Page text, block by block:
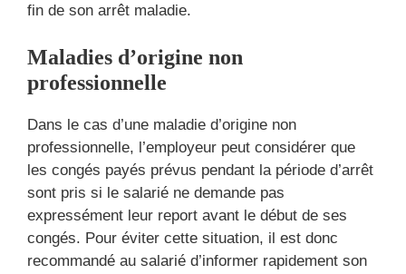
fin de son arrêt maladie.
Maladies d’origine non
professionnelle
Dans le cas d’une maladie d’origine non
professionnelle, l’employeur peut considérer que
les congés payés prévus pendant la période d’arrêt
sont pris si le salarié ne demande pas
expressément leur report avant le début de ses
congés. Pour éviter cette situation, il est donc
recommandé au salarié d’informer rapidement son